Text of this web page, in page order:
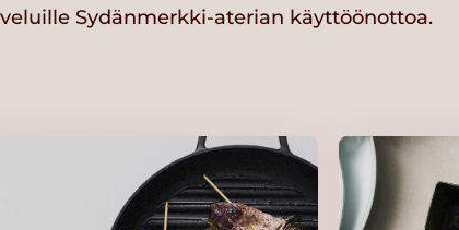
Sydänmerkki-aterian käyttöönottoa.